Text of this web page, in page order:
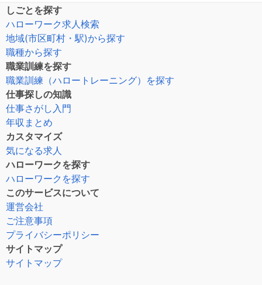
しごとを探す
ハローワーク求人検索
地域(市区町村・駅)から探す
職種から探す
職業訓練を探す
職業訓練（ハロートレーニング）を探す
仕事探しの知識
仕事さがし入門
年収まとめ
カスタマイズ
気になる求人
ハローワークを探す
ハローワークを探す
このサービスについて
運営会社
ご注意事項
プライバシーポリシー
サイトマップ
サイトマップ